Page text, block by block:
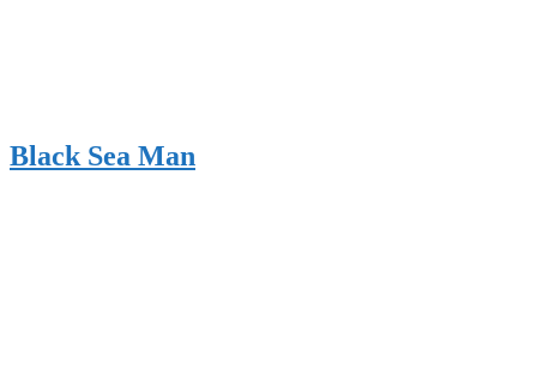
Black Sea Man